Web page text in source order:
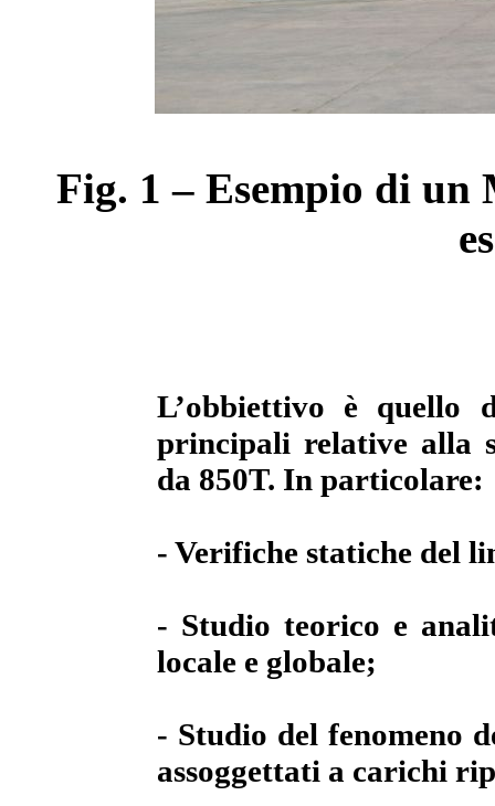
Fig. 1 – Esempio di un
L’obbiettivo è quello
principali relative alla
da 850T. In particolare:
- Verifiche statiche del
- Studio teorico e
locale e globale;
- Studio del fenomeno
assoggettati a carichi